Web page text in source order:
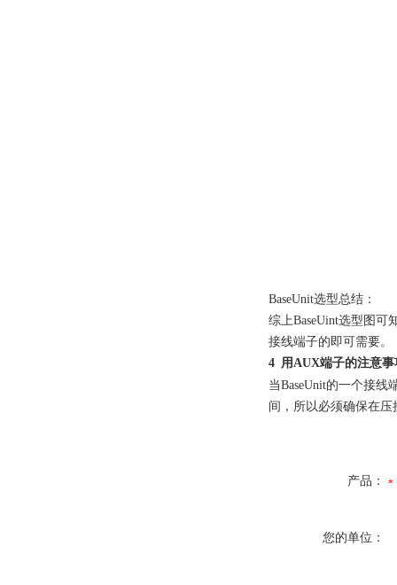
BaseUnit选型总结：
综上BaseUint选型图可
接线端子的即可需要。
4 用AUX端子的注意事
当BaseUnit的一个接线
间，所以必须确保在
产品：
您的单位：